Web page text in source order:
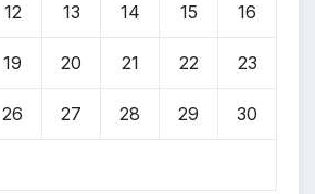
12 13 14 15 16
19 20 21 22 23
26 27 28 29 30